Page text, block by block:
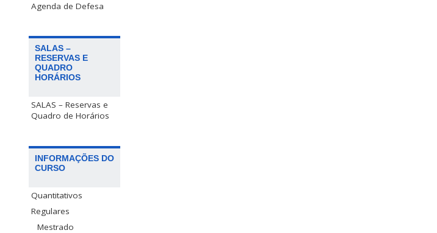
Agenda de Defesa
SALAS –
RESERVAS E
QUADRO
HORÁRIOS
SALAS – Reservas e
Quadro de Horários
INFORMAÇÕES DO
CURSO
Quantitativos
Regulares
Mestrado